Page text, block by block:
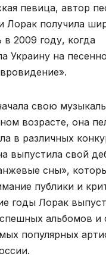
певица, автор
Лорак получила
в 2009 году, когда
Украину на
свою
возрасте, она
в различных
выпустила свой
сны»,
публики и
годы Лорак
альбомов и
популярных